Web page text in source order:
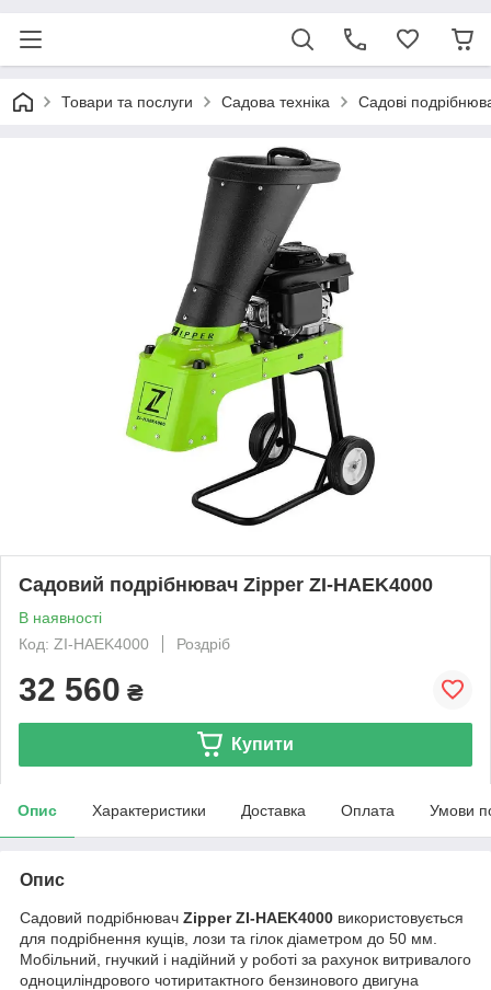
Товари та послуги Садова техніка Садові
Садовий подрібнювач Zipper ZI-HAEK4000
В наявності
Код: ZI-HAEK4000
Роздріб
32 560 ₴
Купити
Опис Характеристики Доставка Оплата Умови
Опис
Садовий подрібнювач Zipper ZI-HAEK4000 використовується
для подрібнення кущів, лози та гілок діаметром до 50 мм.
Мобільний, гнучкий і надійний у роботі за рахунок витривалого
одноциліндрового чотиритактного бензинового двигуна